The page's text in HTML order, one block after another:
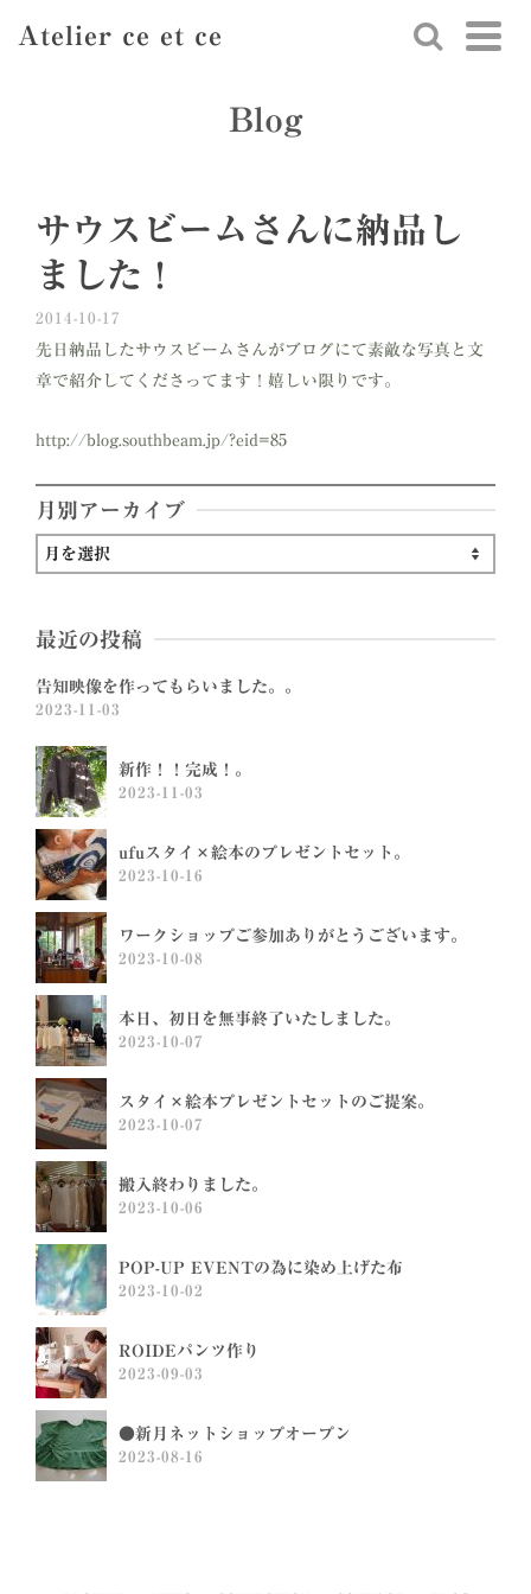
Atelier ce et ce
Blog
サウスビームさんに納品し
ました！
2014-10-17
先日納品したサウスビームさんがブログにて素敵な写真と文
章で紹介してくださってます！嬉しい限りです。
http://blog.southbeam.jp/?eid=85
月別アーカイブ
月
ー
イ
最近の投稿
告知映像を作ってもらいました。。
2023-11-03
新作！！完成！。
2023-11-03
ufuスタイ×絵本のプレゼントセット。
2023-10-16
ワークショップご参加ありがとうございます。
2023-10-08
本日、初日を無事終了いたしました。
2023-10-07
スタイ×絵本プレゼントセットのご提案。
2023-10-07
搬入終わりました。
2023-10-06
POP-UP EVENTの為に染め上げた布
2023-10-02
ROIDEパンツ作り
2023-09-03
●新月ネットショップオープン
2023-08-16